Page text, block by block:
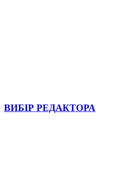
ВИБІР РЕДАКТОРА